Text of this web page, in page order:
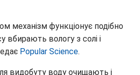
механізм функціонує подібно
вбирають вологу з солі і
Popular Science.
видобуту воду очищають і